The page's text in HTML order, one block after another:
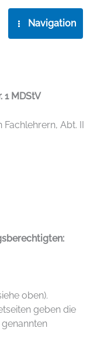
Navigation
1 MDStV
Abt. II
oben).
geben die